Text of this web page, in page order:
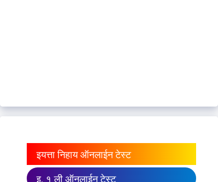
इयत्ता निहाय ऑनलाईन टेस्ट
इ. १ ली ऑनलाईन टेस्ट